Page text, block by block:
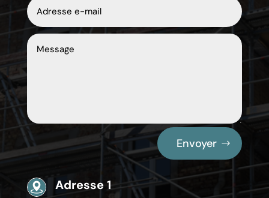
Envoyer
Adresse 1